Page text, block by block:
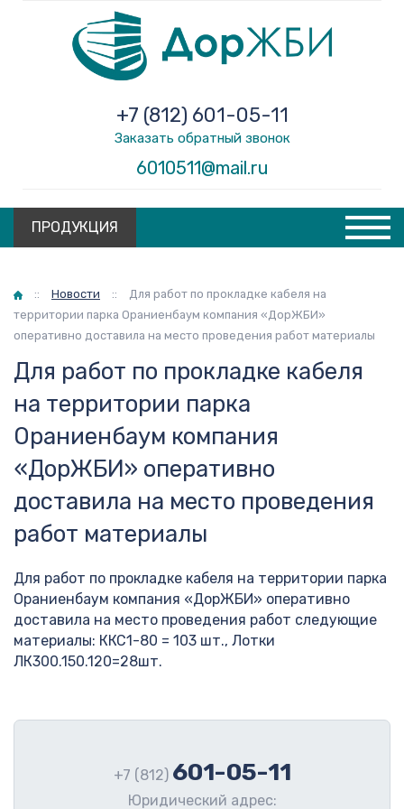
6010511@mail.ru
+7 (812) 601-05-11
Заказать обратный звонок
ПРОДУКЦИЯ
Главная
:: Новости ::
Для работ по прокладке кабеля на
территории парка Ораниенбаум компания «ДорЖБИ»
оперативно доставила на место проведения работ материалы
Для работ по прокладке кабеля
на территории парка
Ораниенбаум компания
«ДорЖБИ» оперативно
доставила на место проведения
работ материалы
Для работ по прокладке кабеля на территории парка
Ораниенбаум компания «ДорЖБИ» оперативно
доставила на место проведения работ следующие
материалы: ККС1-80 = 103 шт., Лотки
ЛК300.150.120=28шт.
+7 (812) 601-05-11
Юридический адрес: